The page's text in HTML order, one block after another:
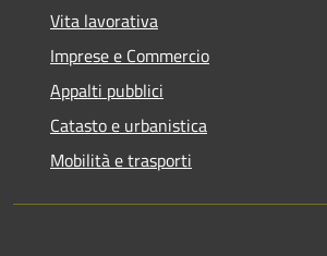
Vita lavorativa
Imprese e Commercio
Appalti pubblici
Catasto e urbanistica
Mobilità e trasporti